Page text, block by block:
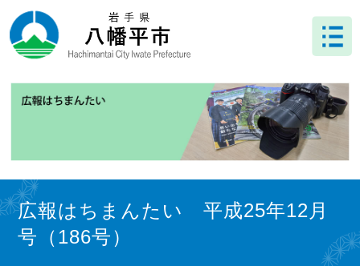
ー
ジ
ニ
ュ
文 広報はちまんたい 平成25年12月
号（186号）